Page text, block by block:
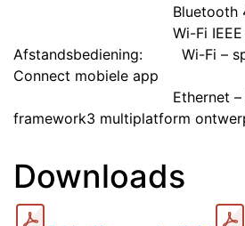
​Bluetooth
​Wi-Fi
​Afstandsbediening:
​Wi-Fi –
Connect mobiele app
​Ethernet
framework3 multiplatform
Downloads